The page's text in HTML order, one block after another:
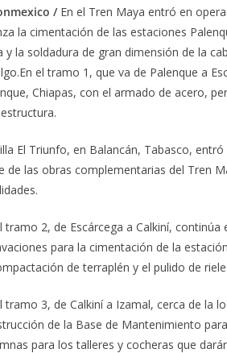
/ En el Tren Maya entró en
la cimentación de las estaciones
y la soldadura de gran dimensión de la
En el tramo 1, que va de Palenque a
Chiapas, con el armado de acero,
El Triunfo, en Balancán, Tabasco,
de las obras complementarias del Tren
tramo 2, de Escárcega a Calkiní,
para la cimentación de la
de terraplén y el pulido de
tramo 3, de Calkiní a Izamal, cerca de la
de la Base de Mantenimiento
para los talleres y cocheras que